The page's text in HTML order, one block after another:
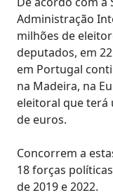
Administração
milhões de
deputados, em
em Portugal
na Madeira, na
eleitoral que terá
de euros.
Concorrem a
18 forças
de 2019 e 2022.